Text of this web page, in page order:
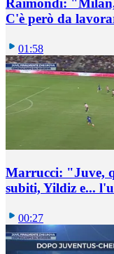
Raimondi:
C'è però da
01:58
Marrucci: "Juve,
subiti, Yildiz e...
00:27